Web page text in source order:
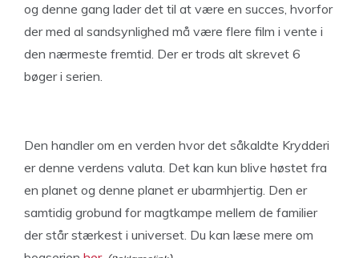
og denne gang lader det til at være en succes, hvorfor
der med al sandsynlighed må være flere film i vente i
den nærmeste fremtid. Der er trods alt skrevet 6
bøger i serien.
Den handler om en verden hvor det såkaldte Krydderi
er denne verdens valuta. Det kan kun blive høstet fra
en planet og denne planet er ubarmhjertig. Den er
samtidig grobund for magtkampe mellem de familier
der står stærkest i universet. Du kan læse mere om